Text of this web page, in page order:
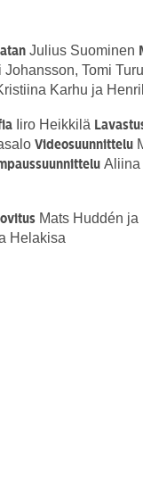
Julius Suominen
Tomi
Karhu ja
Iiro Heikkilä
Videosuunnittelu
Aliina
Mats Huddén
Helakisa